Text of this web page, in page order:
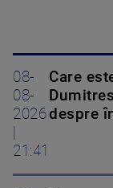
08-
08-
2026
21:41
Care
despre